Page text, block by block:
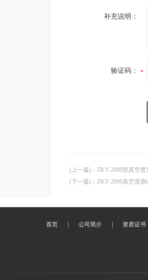
补充说明：
验证码：
(上一篇) ： ZKY-2000型真空度
(下一篇) ： ZKY-2000真空度测
首页 公司简介 资质证书